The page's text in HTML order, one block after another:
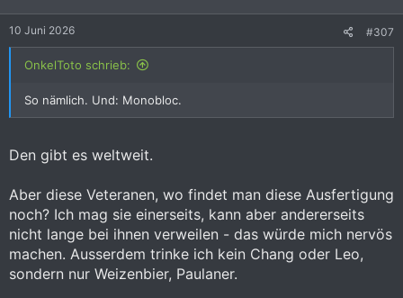
n
:
10 Juni 2026 #307
OnkelToto schrieb:
So nämlich. Und: Monobloc.
Den gibt es weltweit.
Aber diese Veteranen, wo findet man diese Ausfertigung
noch? Ich mag sie einerseits, kann aber andererseits
nicht lange bei ihnen verweilen - das würde mich nervös
machen. Ausserdem trinke ich kein Chang oder Leo,
sondern nur Weizenbier, Paulaner.